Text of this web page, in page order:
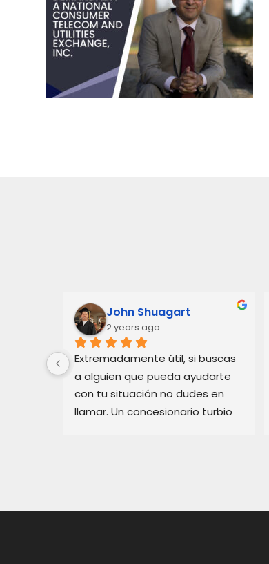
John Shuagart
2 years ago
Extremadamente útil, si buscas
a alguien que pueda ayudarte
con tu situación no dudes en
llamar. Un concesionario turbio